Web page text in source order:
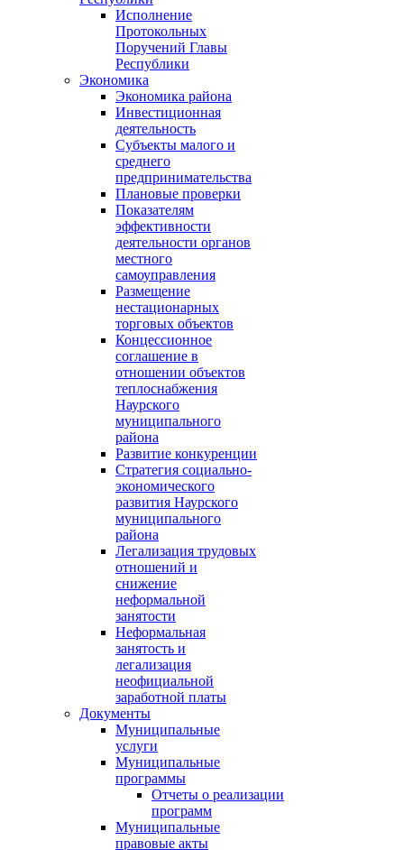
Исполнение
Протокольных
Поручений Главы
Республики
Экономика
Экономика района
Инвестиционная
деятельность
Субъекты малого и
среднего
предпринимательства
Плановые проверки
Показателям
эффективности
деятельности органов
местного
самоуправления
Размещение
нестационарных
торговых объектов
Концессионное
соглашение в
отношении объектов
теплоснабжения
Наурского
муниципального
района
Развитие конкуренции
Стратегия социально-
экономического
развития Наурского
муниципального
района
Легализация трудовых
отношений и
снижение
неформальной
занятости
Неформальная
занятость и
легализация
неофициальной
заработной платы
Документы
Муниципальные
услуги
Муниципальные
программы
Отчеты о реализации
программ
Муниципальные
правовые акты